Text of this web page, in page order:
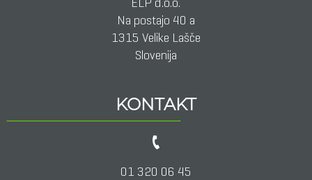
Na postajo 40 a
1315 Velike Lašče
Slovenija
KONTAKT
01 320 06 45